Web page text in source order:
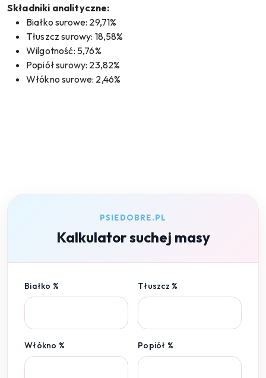
Składniki analityczne:
Białko surowe: 29,71%
Tłuszcz surowy: 18,58%
Wilgotność: 5,76%
Popiół surowy: 23,82%
Włókno surowe: 2,46%
PSIEDOBRE.PL
Kalkulator suchej masy
Białko % Tłuszcz %
Włókno % Popiół %